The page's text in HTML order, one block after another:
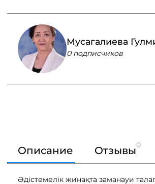
Мусагалиева
0 подписчиков
Описание Отзывы0
Әдістемелік жинақта заманауи